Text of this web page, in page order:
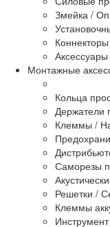
Змейка /
Монтажные
Кольца
Держатели
Клеммы /
Саморезы
Решетки /
Клеммы